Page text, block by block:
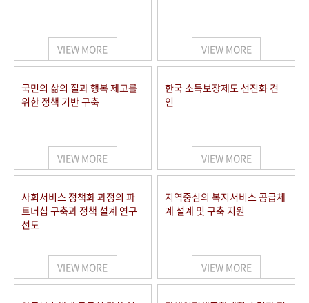
VIEW MORE VIEW MORE
국민의 삶의 질과 행복 제고를
위한 정책 기반 구축
VIEW MORE
한국 소득보장제도 선진화 견
인
VIEW MORE
사회서비스 정책화 과정의 파
트너십 구축과 정책 설계 연구
선도
VIEW MORE
지역중심의 복지서비스 공급체
계 설계 및 구축 지원
VIEW MORE